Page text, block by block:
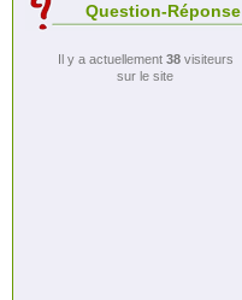
Question-Réponse
Il y a actuellement 38visiteurs
sur le site